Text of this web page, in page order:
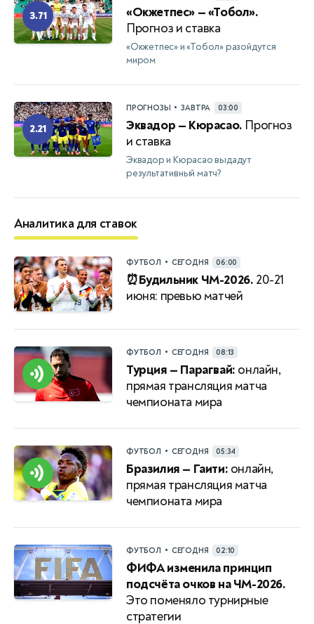
3.71
«Окжетпес» — «Тобол».
Прогноз и ставка
«Окжетпес» и «Тобол» разойдутся
миром
2.21
ПРОГНОЗЫ • ЗАВТРА 03:00
Эквадор — Кюрасао. Прогноз
и ставка
Эквадор и Кюрасао выдадут
результативный матч?
Аналитика для ставок
ФУТБОЛ • СЕГОДНЯ 06:00
⏰Будильник ЧМ-2026. 20-21
июня: превью матчей
ФУТБОЛ • СЕГОДНЯ 08:13
Турция — Парагвай: онлайн,
прямая трансляция матча
чемпионата мира
ФУТБОЛ • СЕГОДНЯ 05:34
Бразилия — Гаити: онлайн,
прямая трансляция матча
чемпионата мира
ФУТБОЛ • СЕГОДНЯ 02:10
ФИФА изменила принцип
подсчёта очков на ЧМ-2026.
Это поменяло турнирные
стратегии